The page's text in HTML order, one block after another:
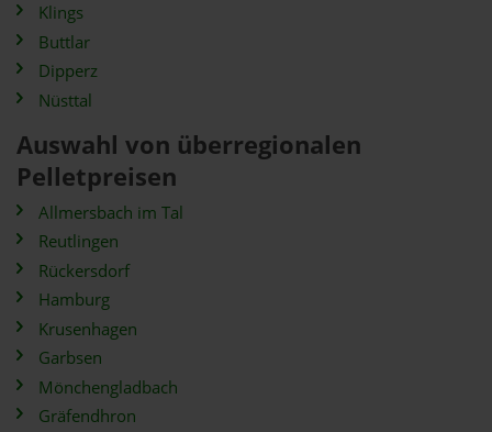
Klings
Buttlar
Dipperz
Nüsttal
Auswahl von überregionalen
Pelletpreisen
Allmersbach im Tal
Reutlingen
Rückersdorf
Hamburg
Krusenhagen
Garbsen
Mönchengladbach
Gräfendhron